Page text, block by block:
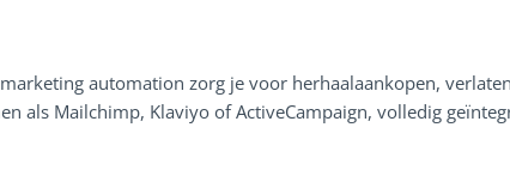
automation zorg je voor herhaalaankopen,
als Mailchimp, Klaviyo of ActiveCampaign, volledig